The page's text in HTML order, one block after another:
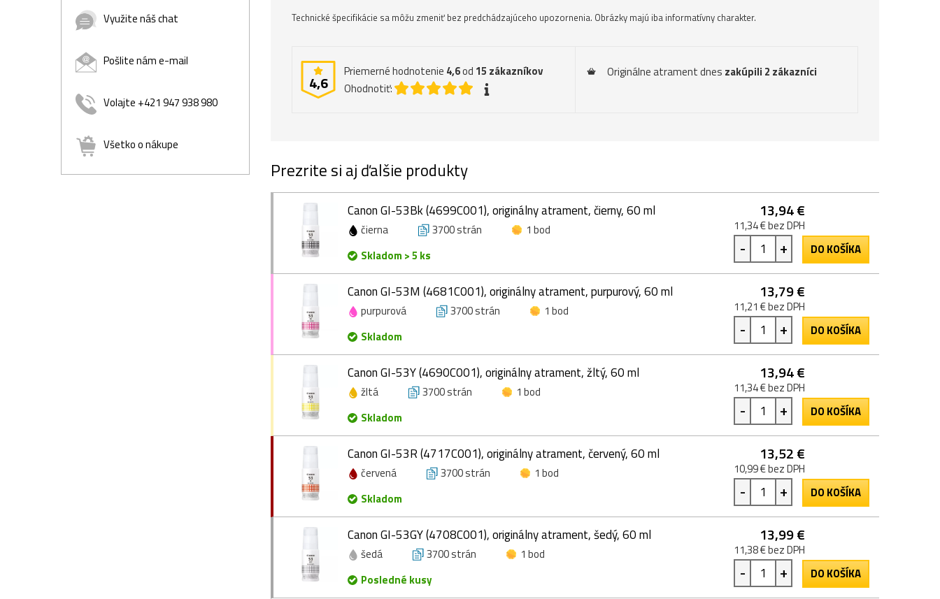
Využite náš chat
Pošlite nám e-mail
Volajte +421 947 938 980
Všetko o nákupe
Technické špecifikácie sa môžu zmeniť bez predchádzajúceho upozornenia. Obrázky majú iba informatívny charakter.
4,6
Priemerné hodnotenie 4,6od 15 zákazníkov
Ohodnotiť:
Originálne atrament dnes zakúpili 2 zákazníci
Prezrite si aj ďalšie produkty
Canon GI-53Bk (4699C001), originálny atrament, čierny, 60 ml
čierna 3700 strán
1 bod
Skladom > 5 ks
13,94 €
11,34 € bez DPH
- + DO KOŠÍKA
Canon GI-53M (4681C001), originálny atrament, purpurový, 60 ml
purpurová 3700 strán
1 bod
Skladom
13,79 €
11,21 € bez DPH
- + DO KOŠÍKA
Canon GI-53Y (4690C001), originálny atrament, žltý, 60 ml
žltá 3700 strán
1 bod
Skladom
13,94 €
11,34 € bez DPH
- + DO KOŠÍKA
Canon GI-53R (4717C001), originálny atrament, červený, 60 ml
červená 3700 strán
1 bod
Skladom
13,52 €
10,99 € bez DPH
- + DO KOŠÍKA
Canon GI-53GY (4708C001), originálny atrament, šedý, 60 ml
šedá 3700 strán
1 bod
Posledné kusy
13,99 €
11,38 € bez DPH
- + DO KOŠÍKA